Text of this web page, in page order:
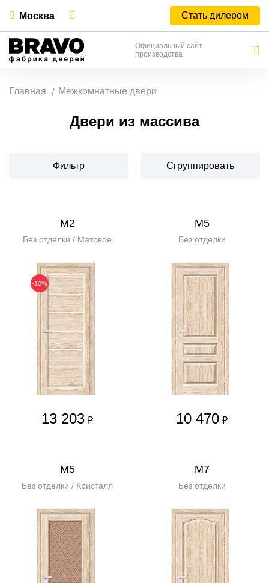
Москва Стать дилером
Официальный сайт
производства
Главная Межкомнатные двери
Двери из массива
Фильтр Сгруппировать
М2
Без отделки / Матовое
-10%
13 203 ₽
М5
Без отделки
10 470 ₽
М5
Без отделки / Кристалл
М7
Без отделки